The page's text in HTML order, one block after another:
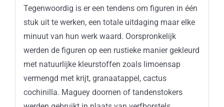
Tegenwoordig is er een tendens om figuren in één
stuk uit te werken, een totale uitdaging maar elke
minuut van hun werk waard. Oorspronkelijk
werden de figuren op een rustieke manier gekleurd
met natuurlijke kleurstoffen zoals limoensap
vermengd met krijt, granaatappel, cactus
cochinilla. Maguey doornen of tandenstokers